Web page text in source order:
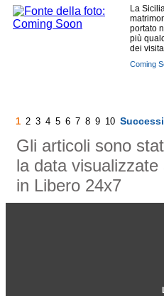
La
portato
più
dei
Coming
1 2 3 4 5 6 7 8 9 10
Gli articoli sono
la data
in Libero 24x7